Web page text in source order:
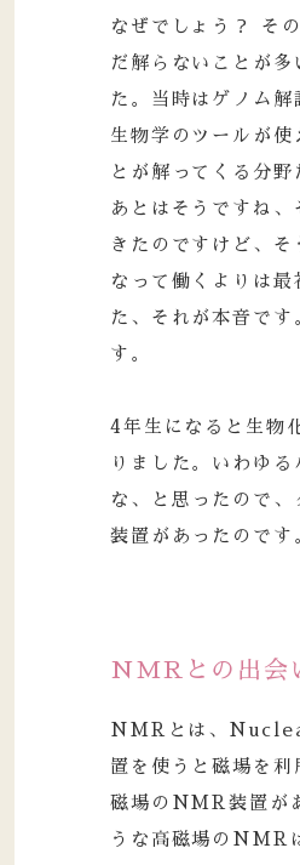
なぜでしょう？ そ
だ解らないことが
た。当時はゲノム
生物学のツールが
とが解ってくる分野
あとはそうですね
きたのですけど、
なって働くよりは
た、それが本音で
す。
4年生になると生物
りました。いわゆ
な、と思ったので
装置があったのです
NMRとの出会
NMRとは、
置を使うと磁場を
磁場のNMR装置が
うな高磁場のNMR